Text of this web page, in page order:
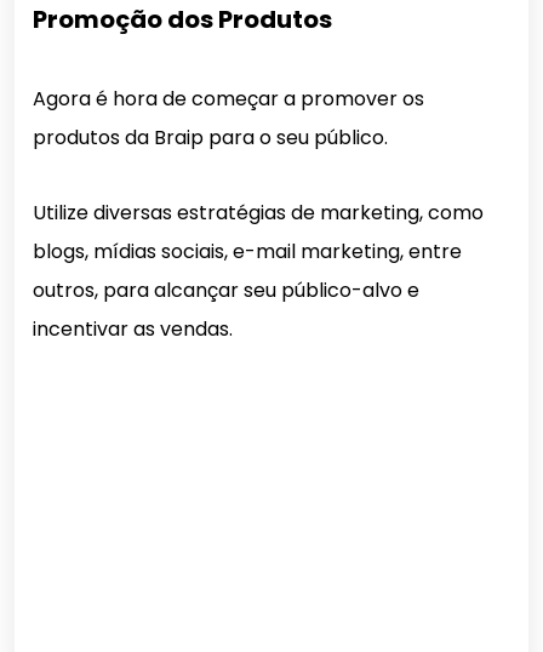
Promoção dos Produtos
Agora é hora de começar a promover os
produtos da Braip para o seu público.
Utilize diversas estratégias de marketing, como
blogs, mídias sociais, e-mail marketing, entre
outros, para alcançar seu público-alvo e
incentivar as vendas.